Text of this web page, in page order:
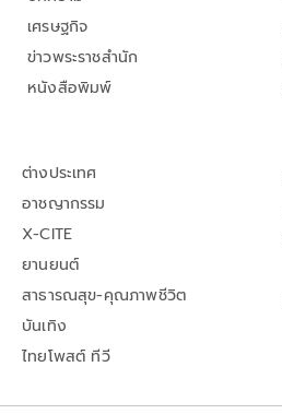
เศรษฐกิจ
ข่าวพระราชสำนัก
หนังสือพิมพ์
ต่างประเทศ
อาชญากรรม
X-CITE
ยานยนต์
สาธารณสุข-คุณภาพชีวิต
บันเทิง
ไทยโพสต์ ทีวี